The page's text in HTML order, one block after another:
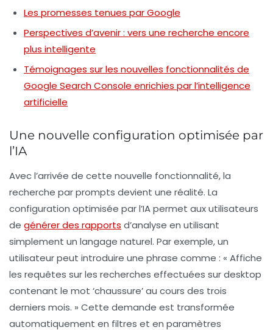
Les promesses tenues par Google
Perspectives d’avenir : vers une recherche encore
plus intelligente
Témoignages sur les nouvelles fonctionnalités de
Google Search Console enrichies par l’intelligence
artificielle
Une nouvelle configuration optimisée par
l’IA
Avec l’arrivée de cette nouvelle fonctionnalité, la
recherche par prompts devient une réalité. La
configuration optimisée par l’IA permet aux utilisateurs
de générer des rapports d’analyse en utilisant
simplement un langage naturel. Par exemple, un
utilisateur peut introduire une phrase comme : « Affiche
les requêtes sur les recherches effectuées sur desktop
contenant le mot ‘chaussure’ au cours des trois
derniers mois. » Cette demande est transformée
automatiquement en filtres et en paramètres